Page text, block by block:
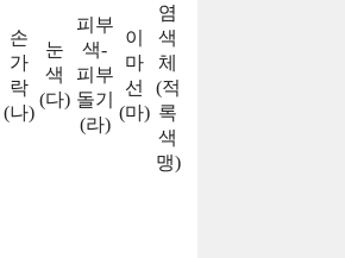
손
가
락
(나)
눈
색
(다)
피부
색-
피부
돌기
(라)
이
마
선
(마)
염
색
체
(적
록
색
맹)